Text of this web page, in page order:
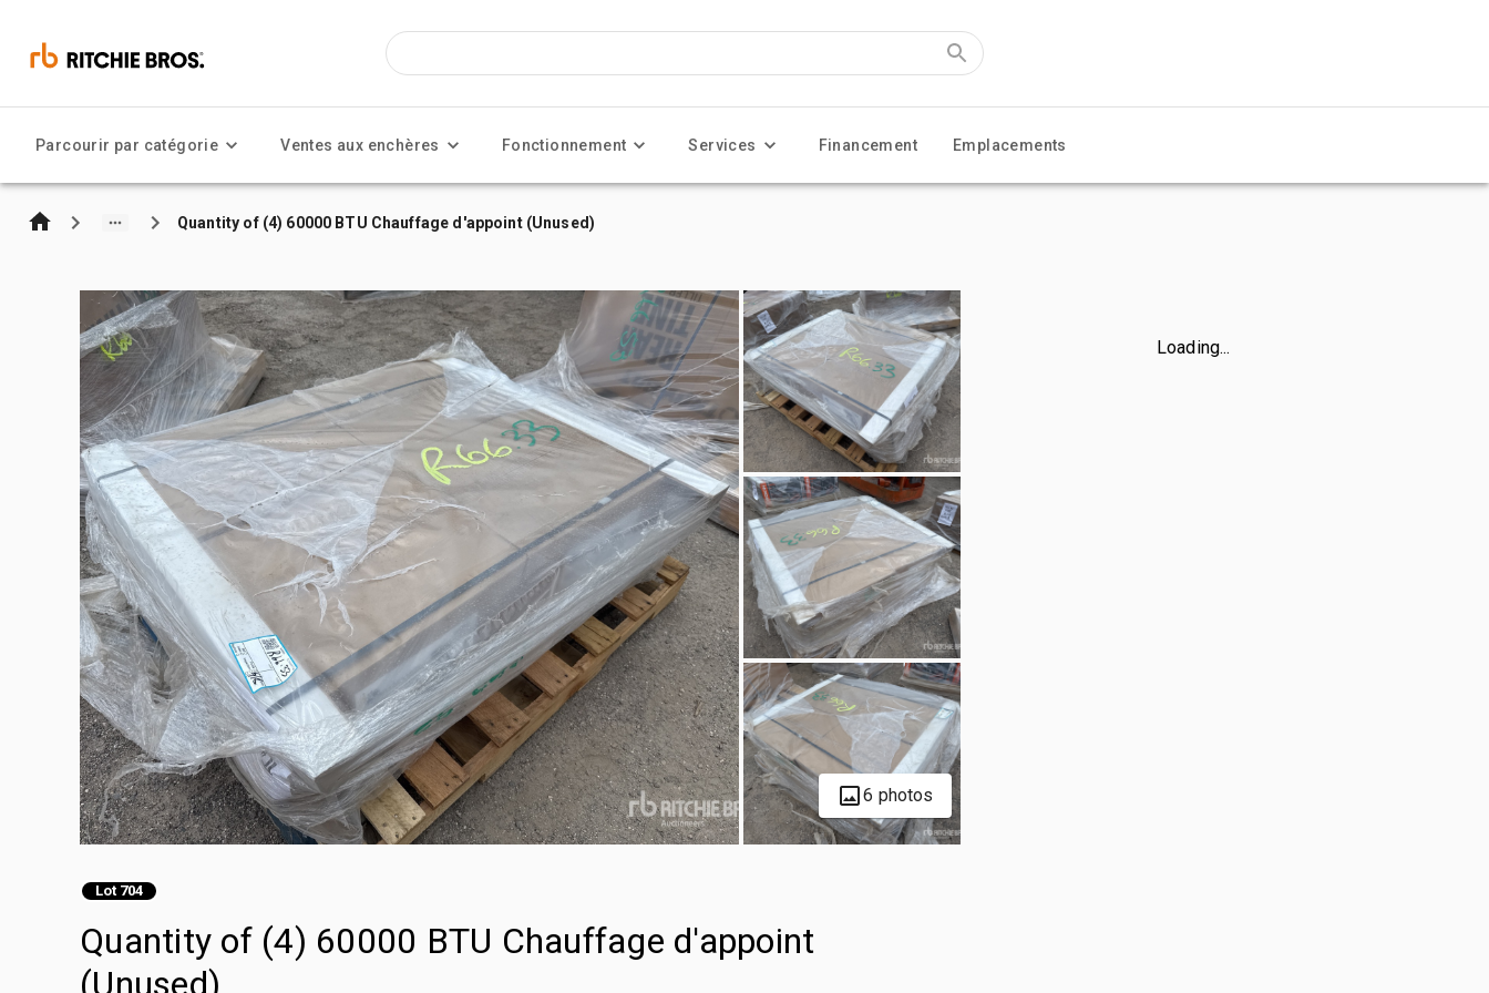
Parcourir par catégorie Ventes aux enchères Fonctionnement Services Financement Emplacements
Quantity of (4) 60000 BTU Chauffage d'appoint (Unused)
6 photos
Lot 704
Quantity of (4) 60000 BTU Chauffage d'appoint
(Unused)
Loading...